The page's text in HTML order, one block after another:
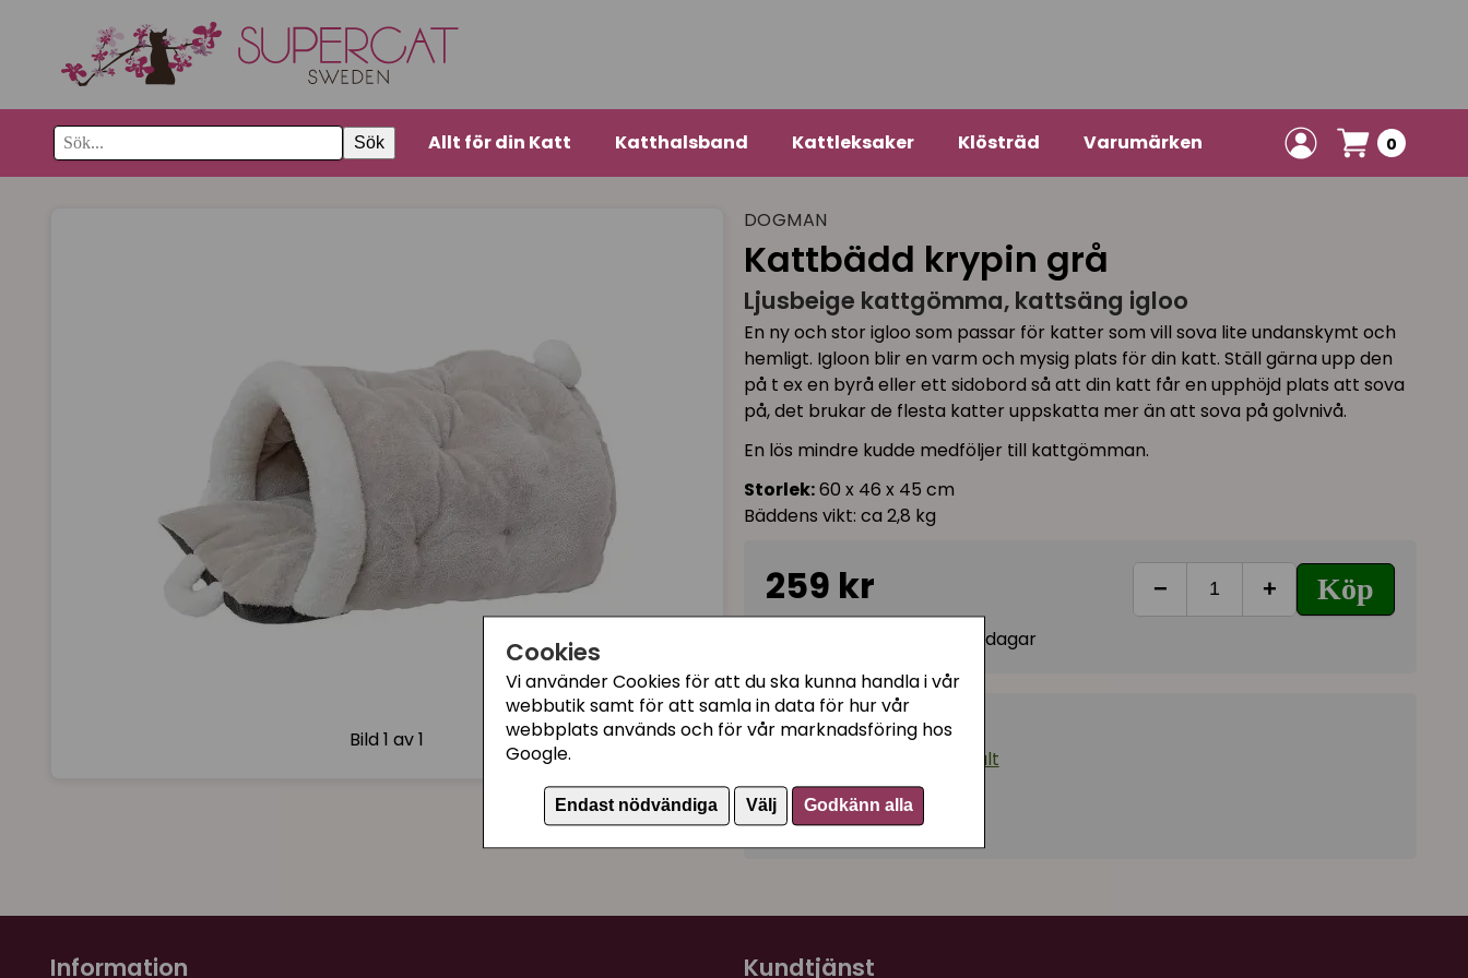
Cookies
Vi använder Cookies för att du ska kunna handla i vår
webbutik samt för att samla in data för hur vår
webbplats används och för vår marknadsföring hos
Google.
Endast nödvändiga Välj Godkänn alla
Sök Allt för din Katt Katthalsband Kattleksaker Klösträd Varumärken 0
Bild1 av 1
DOGMAN
Kattbädd krypin grå
Ljusbeige kattgömma, kattsäng igloo
En ny och stor igloo som passar för katter som vill sova lite undanskymt och
hemligt. Igloon blir en varm och mysig plats för din katt. Ställ gärna upp den
på t ex en byrå eller ett sidobord så att din katt får en upphöjd plats att sova
på, det brukar de flesta katter uppskatta mer än att sova på golvnivå.
En lös mindre kudde medföljer till kattgömman.
Storlek:60 x 46 x 45 cm
Bäddens vikt: ca 2,8 kg
259 kr − + Köp
I lager, leveranstid 1-3 vardagar
Kategorier:
Grottor / gömmor / tipitält
Kattigloo
Artikelnummer:804049
Information Kundtjänst